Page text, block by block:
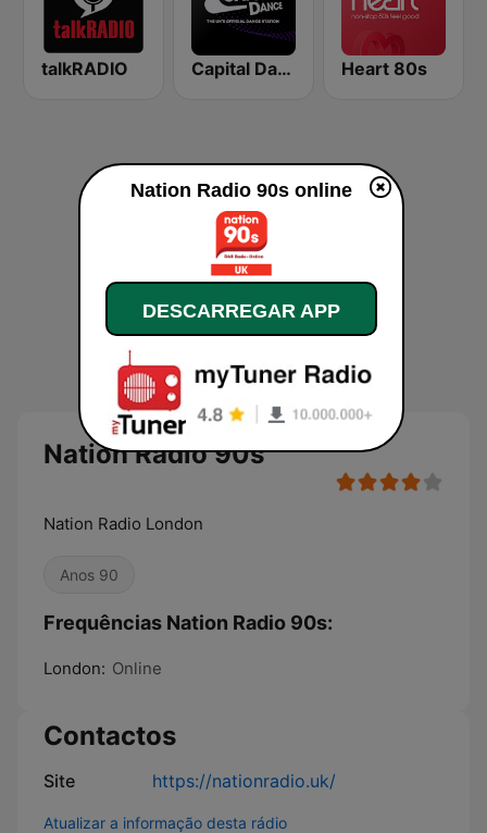
talkRADIO Capital Dance Heart 80s
Nation Radio 90s
Nation Radio London
Anos 90
Frequências Nation Radio 90s:
London: Online
Contactos
Site https://nationradio.uk/
Atualizar a informação desta rádio
Nation Radio 90s online
DESCARREGAR APP